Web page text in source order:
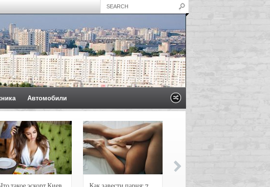
Автомобили
такое эскорт Киев
Как завести парня: 7